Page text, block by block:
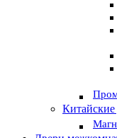
Китайские